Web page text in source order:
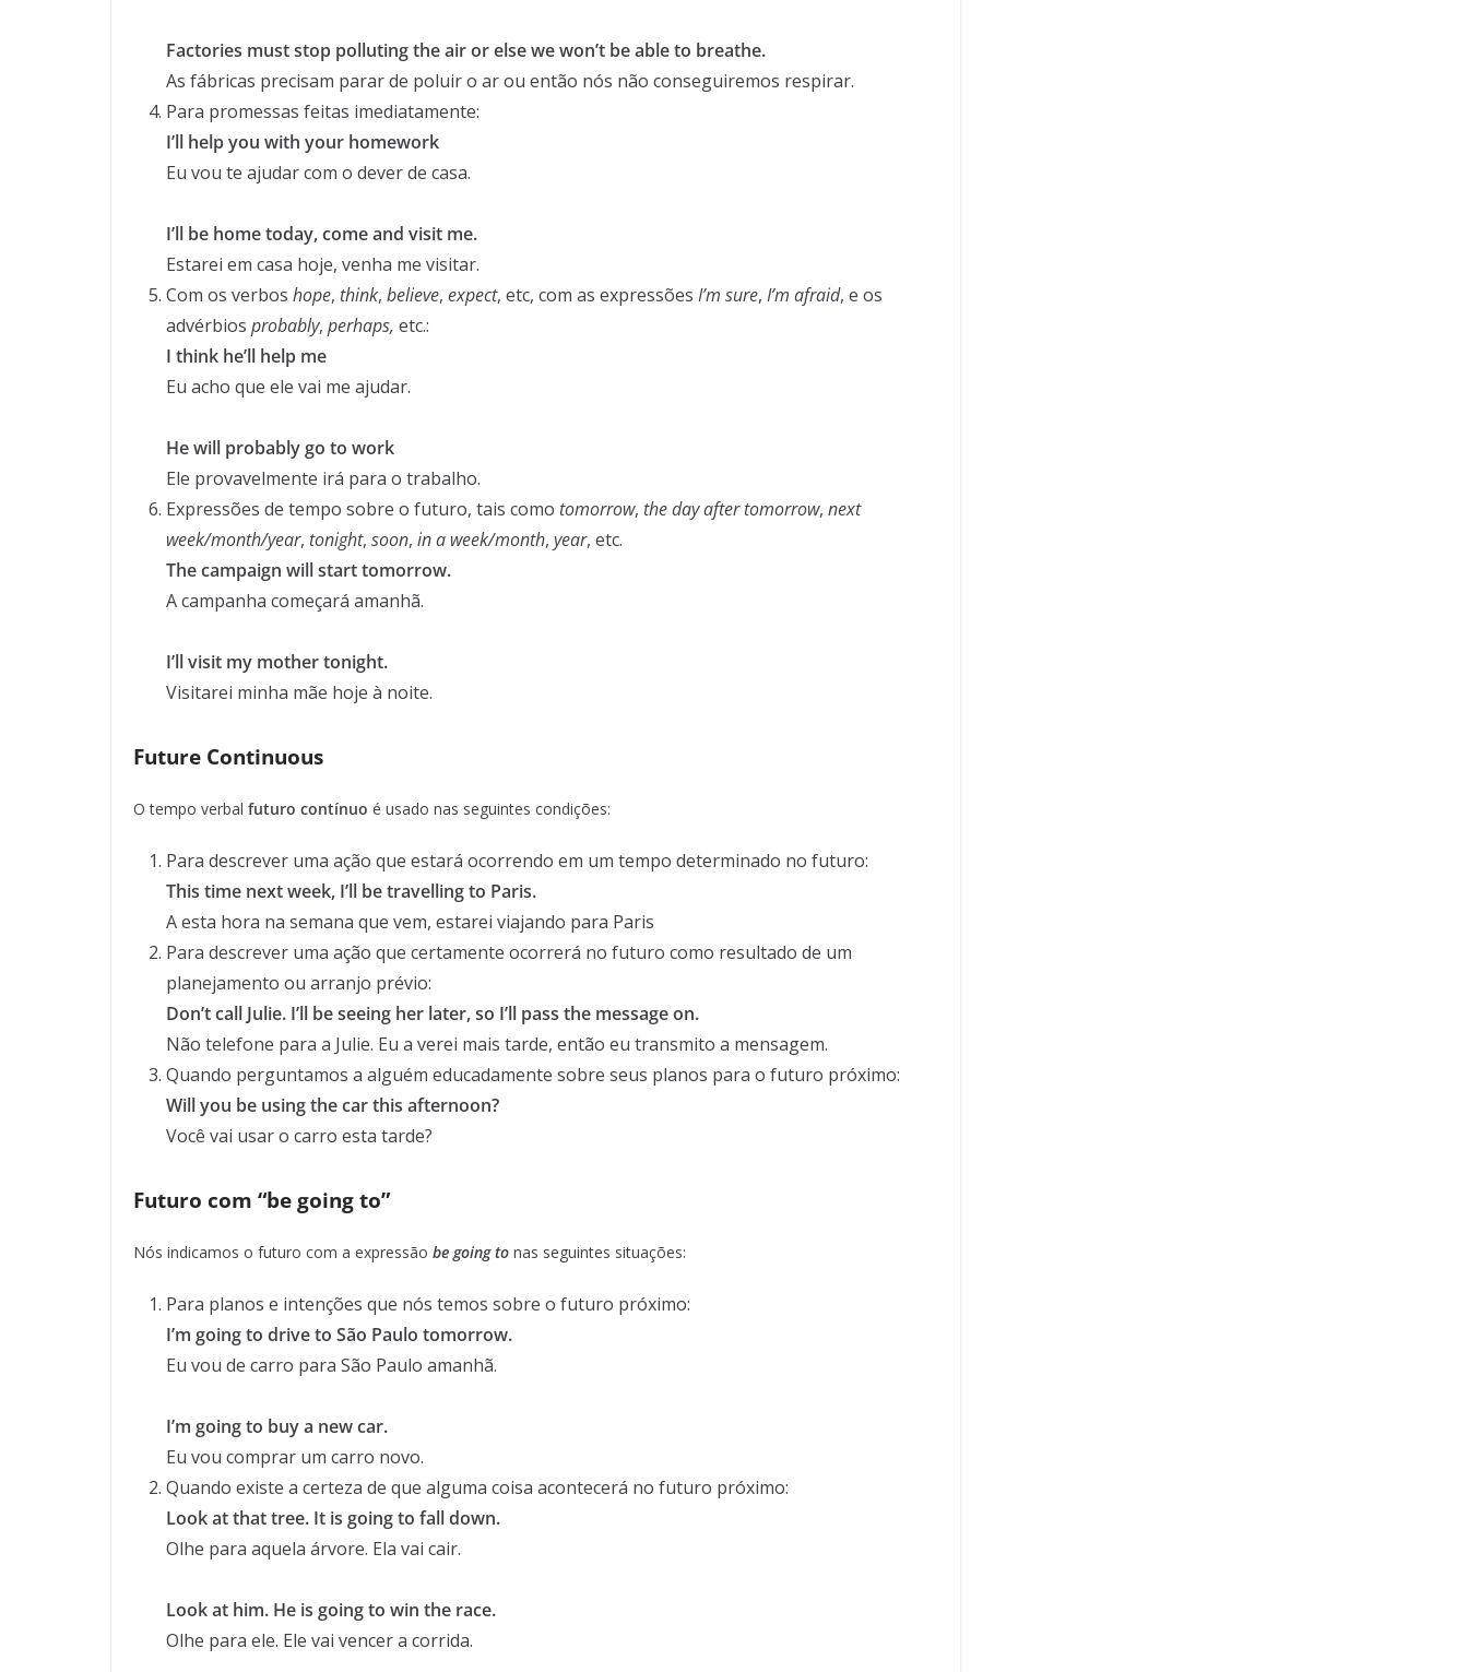
Factories must stop polluting the air or else we won’t be able to breathe.
As fábricas precisam parar de poluir o ar ou então nós não conseguiremos respirar.
Para promessas feitas imediatamente:
I’ll help you with your homework
Eu vou te ajudar com o dever de casa.
I’ll be home today, come and visit me.
Estarei em casa hoje, venha me visitar.
Com os verbos hope, think, believe, expect, etc, com as expressões I’m sure, I’m afraid, e os
advérbios probably, perhaps, etc.:
I think he’ll help me
Eu acho que ele vai me ajudar.
He will probably go to work
Ele provavelmente irá para o trabalho.
Expressões de tempo sobre o futuro, tais como tomorrow, the day after tomorrow, next
week/month/year, tonight, soon, in a week/month, year, etc.
The campaign will start tomorrow.
A campanha começará amanhã.
I’ll visit my mother tonight.
Visitarei minha mãe hoje à noite.
Future Continuous
O tempo verbal futuro contínuo é usado nas seguintes condições:
Para descrever uma ação que estará ocorrendo em um tempo determinado no futuro:
This time next week, I’ll be travelling to Paris.
A esta hora na semana que vem, estarei viajando para Paris
Para descrever uma ação que certamente ocorrerá no futuro como resultado de um
planejamento ou arranjo prévio:
Don’t call Julie. I’ll be seeing her later, so I’ll pass the message on.
Não telefone para a Julie. Eu a verei mais tarde, então eu transmito a mensagem.
Quando perguntamos a alguém educadamente sobre seus planos para o futuro próximo:
Will you be using the car this afternoon?
Você vai usar o carro esta tarde?
Futuro com “be going to”
Nós indicamos o futuro com a expressão be going to nas seguintes situações:
Para planos e intenções que nós temos sobre o futuro próximo:
I’m going to drive to São Paulo tomorrow.
Eu vou de carro para São Paulo amanhã.
I’m going to buy a new car.
Eu vou comprar um carro novo.
Quando existe a certeza de que alguma coisa acontecerá no futuro próximo:
Look at that tree. It is going to fall down.
Olhe para aquela árvore. Ela vai cair.
Look at him. He is going to win the race.
Olhe para ele. Ele vai vencer a corrida.